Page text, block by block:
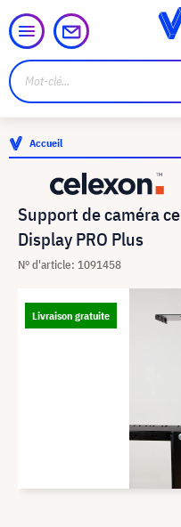
Accueil
Support de caméra
Display PRO Plus
N° d'article: 1091458
Livraison gratuite